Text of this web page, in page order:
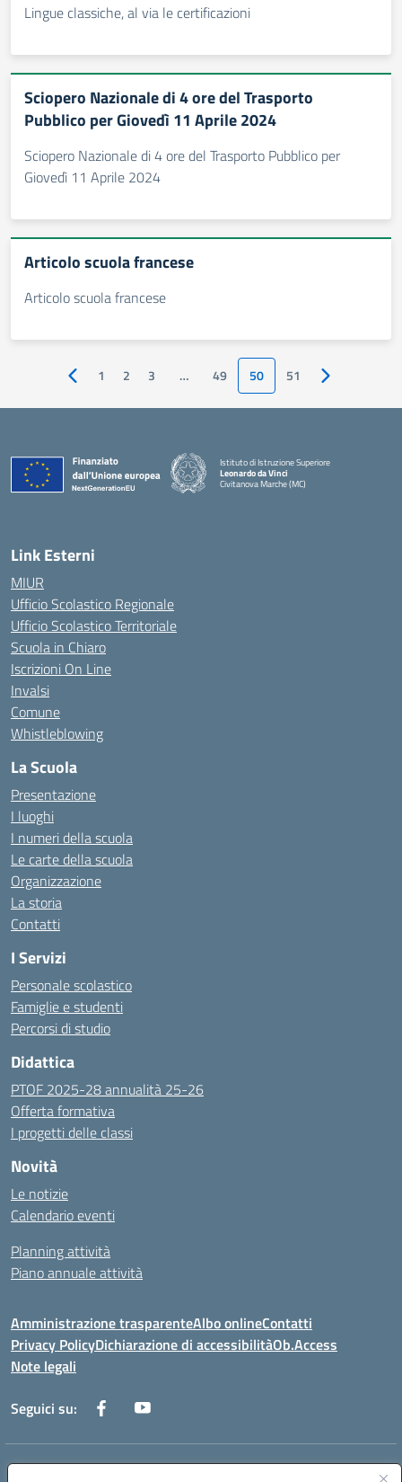
Lingue classiche, al via le certificazioni
Sciopero Nazionale di 4 ore del Trasporto
Pubblico per Giovedì 11 Aprile 2024
Sciopero Nazionale di 4 ore del Trasporto Pubblico per
Giovedì 11 Aprile 2024
Articolo scuola francese
Articolo scuola francese
Pagina precedente
1 2 3 … 49 50 51 Pagina
Istituto di Istruzione Superiore
Leonardo da Vinci
Civitanova Marche (MC)
Link Esterni
MIUR
Ufficio Scolastico Regionale
Ufficio Scolastico Territoriale
Scuola in Chiaro
Iscrizioni On Line
Invalsi
Comune
Whistleblowing
La Scuola
Presentazione
I luoghi
I numeri della scuola
Le carte della scuola
Organizzazione
La storia
Contatti
I Servizi
Personale scolastico
Famiglie e studenti
Percorsi di studio
Didattica
PTOF 2025-28 annualità 25-26
Offerta formativa
I progetti delle classi
Novità
Le notizie
Calendario eventi
Planning attività
Piano annuale attività
Amministrazione trasparenteAlbo onlineContatti
Privacy PolicyDichiarazione di accessibilitàOb.Access
Note legali
Seguici su:
Indirizzo: